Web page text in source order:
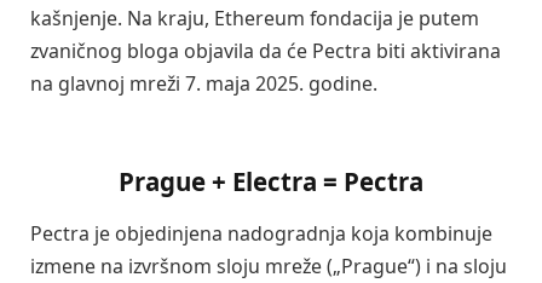
kašnjenje. Na kraju, Ethereum fondacija je putem
zvaničnog bloga objavila da će Pectra biti aktivirana
na glavnoj mreži 7. maja 2025. godine.
Prague + Electra = Pectra
Pectra je objedinjena nadogradnja koja kombinuje
izmene na izvršnom sloju mreže („Prague“) i na sloju